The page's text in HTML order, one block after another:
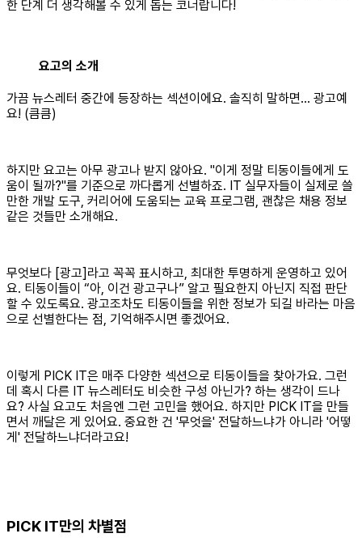
한 단계 더 생각해볼 수 있게 돕는 코너랍니다!
요고의 소개
가끔 뉴스레터 중간에 등장하는 섹션이에요. 솔직히 말하면... 광고예
요! (큼큼)
하지만 요고는 아무 광고나 받지 않아요. "이게 정말 티동이들에게 도
움이 될까?"를 기준으로 까다롭게 선별하죠. IT 실무자들이 실제로 쓸
만한 개발 도구, 커리어에 도움되는 교육 프로그램, 괜찮은 채용 정보
같은 것들만 소개해요.
무엇보다 [광고]라고 꼭꼭 표시하고, 최대한 투명하게 운영하고 있어
요. 티동이들이 “아, 이건 광고구나” 알고 필요한지 아닌지 직접 판단
할 수 있도록요. 광고조차도 티동이들을 위한 정보가 되길 바라는 마음
으로 선별한다는 점, 기억해주시면 좋겠어요.
이렇게 PICK IT은 매주 다양한 섹션으로 티동이들을 찾아가요. 그런
데 혹시 다른 IT 뉴스레터도 비슷한 구성 아닌가? 하는 생각이 드나
요? 사실 요고도 처음엔 그런 고민을 했어요. 하지만 PICK IT을 만들
면서 깨달은 게 있어요. 중요한 건 '무엇을' 전달하느냐가 아니라 '어떻
게' 전달하느냐더라고요!
PICK IT만의 차별점